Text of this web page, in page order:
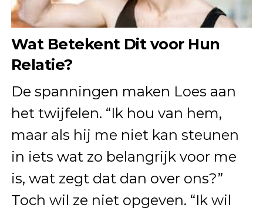
Wat Betekent Dit voor Hun
Relatie?
De spanningen maken Loes aan
het twijfelen. “Ik hou van hem,
maar als hij me niet kan steunen
in iets wat zo belangrijk voor me
is, wat zegt dat dan over ons?”
Toch wil ze niet opgeven. “Ik wil